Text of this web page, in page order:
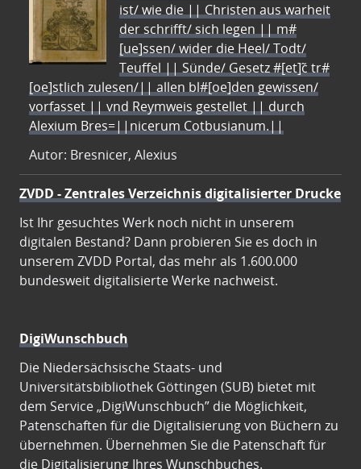
ist/ wie die || Christen aus warheit
der schrifft/ sich legen || m#
[ue]ssen/ wider die Heel/ Todt/
Teuffel || Sünde/ Gesetz #[et]c̃ tr#
[oe]stlich zulesen/|| allen bl#[oe]den gewissen/
vorfasset || vnd Reymweis gestellet || durch
Alexium Bres=||nicerum Cotbusianum.||
Autor: Bresnicer, Alexius
ZVDD - Zentrales Verzeichnis digitalisierter Drucke
Ist Ihr gesuchtes Werk noch nicht in unserem
digitalen Bestand? Dann probieren Sie es doch in
unserem ZVDD Portal, das mehr als 1.600.000
bundesweit digitalisierte Werke nachweist.
DigiWunschbuch
Die Niedersächsische Staats- und
Universitätsbibliothek Göttingen (SUB) bietet mit
dem Service „DigiWunschbuch” die Möglichkeit,
Patenschaften für die Digitalisierung von Büchern zu
übernehmen. Übernehmen Sie die Patenschaft für
die Digitalisierung Ihres Wunschbuches.